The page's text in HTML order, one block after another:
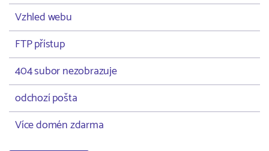
Vzhled webu
FTP přístup
404 subor nezobrazuje
odchozí pošta
Více domén zdarma